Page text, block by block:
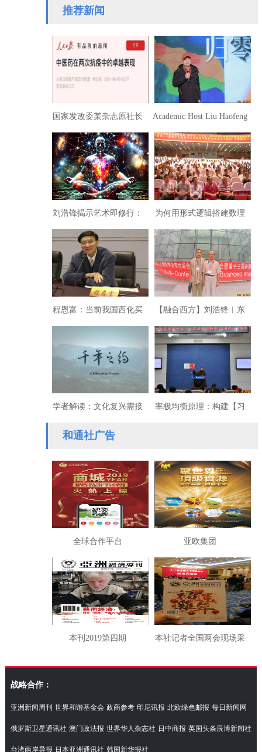
推荐新闻
国家发改委某杂志原社长
总编呼应林治波热文倡科
学人道抗疫
Academic Host Liu Haofeng
Explores “Understanding the
East” at “New Context New
Year Exhibition”
刘浩锋揭示艺术即修行：
个体到星辰的成长之路
为何用形式逻辑搭建数理
模型描述经济现象毫无价
值纯属自慰！兼谈杨振宁
的文化硬伤
程恩富：当前我国西化买
【融合西方】刘浩锋︱东
西方逻辑与世界治理 Ⅳ
学者解读：文化复兴需接
续自身历史、形成全球共
识
率极均衡原理：构建【习
础
和通社广告
全球合作平台 亚欧集团
本刊2019第四期 本社记者全国两会现场采
访湖南代表团
战略合作：
亚洲新闻周刊 世界和谐基金会 政商参考 印尼讯报 北欧绿色邮报 每日新闻网
俄罗斯卫星通讯社 澳门政法报 世界华人杂志社 日中商报 英国头条辰博新闻社
台湾两岸导报 日本亚洲通讯社 韩国新华报社